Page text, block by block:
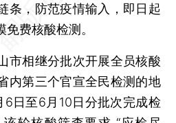
条，防范疫情输入，即日起
费核酸检测。
相继分批次开展全员核酸
内第三个官宣全民检测的地
日至6月10日分批次完成检